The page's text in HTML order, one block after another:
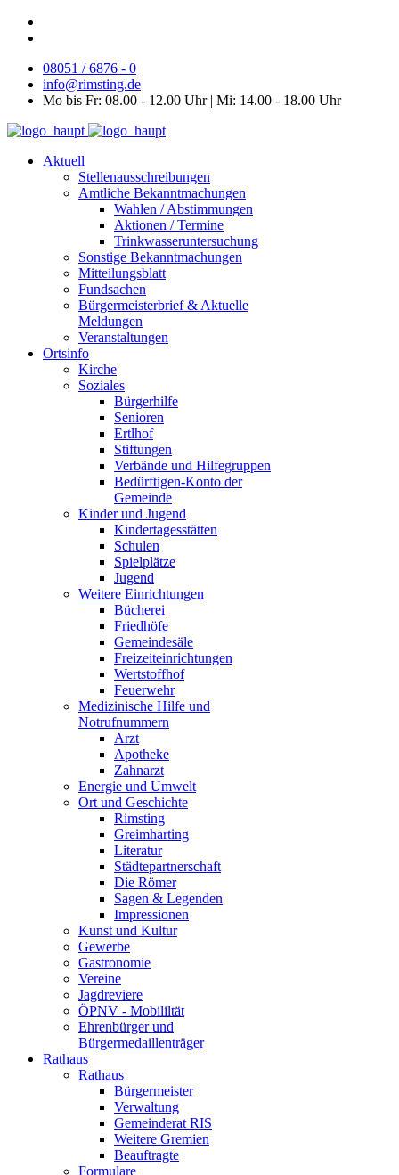
08051 / 6876 - 0
info@rimsting.de
Mo bis Fr: 08.00 - 12.00 Uhr | Mi: 14.00 - 18.00 Uhr
Aktuell
Stellenausschreibungen
Amtliche Bekanntmachungen
Wahlen / Abstimmungen
Aktionen / Termine
Trinkwasseruntersuchung
Sonstige Bekanntmachungen
Mitteilungsblatt
Fundsachen
Bürgermeisterbrief & Aktuelle
Meldungen
Veranstaltungen
Ortsinfo
Kirche
Soziales
Bürgerhilfe
Senioren
Ertlhof
Stiftungen
Verbände und Hilfegruppen
Bedürftigen-Konto der
Gemeinde
Kinder und Jugend
Kindertagesstätten
Schulen
Spielplätze
Jugend
Weitere Einrichtungen
Bücherei
Friedhöfe
Gemeindesäle
Freizeiteinrichtungen
Wertstoffhof
Feuerwehr
Medizinische Hilfe und
Notrufnummern
Arzt
Apotheke
Zahnarzt
Energie und Umwelt
Ort und Geschichte
Rimsting
Greimharting
Literatur
Städtepartnerschaft
Die Römer
Sagen & Legenden
Impressionen
Kunst und Kultur
Gewerbe
Gastronomie
Vereine
Jagdreviere
ÖPNV - Mobililtät
Ehrenbürger und
Bürgermedaillenträger
Rathaus
Rathaus
Bürgermeister
Verwaltung
Gemeinderat RIS
Weitere Gremien
Beauftragte
Formulare